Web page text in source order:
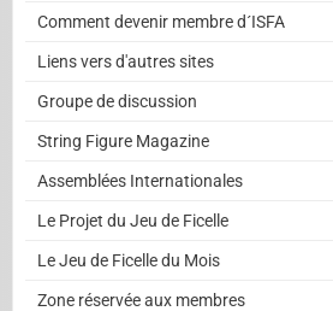
Comment devenir membre d´ISFA
Liens vers d'autres sites
Groupe de discussion
String Figure Magazine
Assemblées Internationales
Le Projet du Jeu de Ficelle
Le Jeu de Ficelle du Mois
Zone réservée aux membres